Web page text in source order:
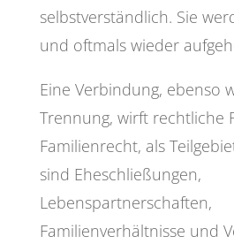
selbstverständlich. Sie
und oftmals wieder
Eine Verbindung, ebenso
Trennung, wirft rechtliche
Familienrecht, als
sind Eheschließungen,
Lebenspartnerschaften,
Familienverhältnisse und